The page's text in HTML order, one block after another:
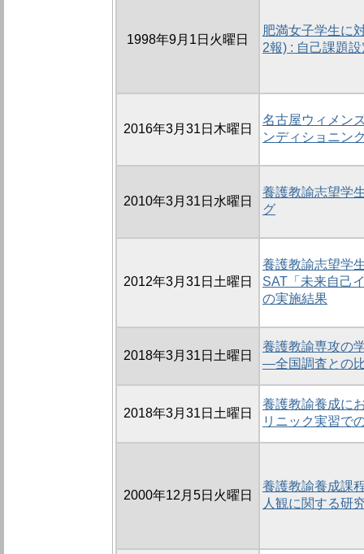
1998年9月1日火曜日
肥満女子学生に
2報) : 自己課題
2016年3月31日木曜日
名古屋ウィメン
ンディショニン
2010年3月31日水曜日
養護教諭志望学
グ
2012年3月31日土曜日
養護教諭志望学
SAT「未来自己
の実施結果
2018年3月31日土曜日
養護教諭専攻の
―全国調査との
2018年3月31日土曜日
養護教諭養成に
リニック実習で
2000年12月5日火曜日
養護教諭養成課
人観に関する研